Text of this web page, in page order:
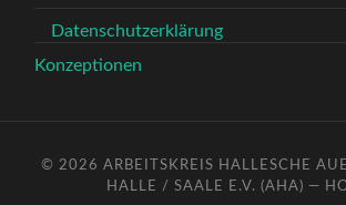
Datenschutzerklärung
Konzeptionen
© 2026ARBEITSKREIS HALLESCHE
HALLE / SAALE E.V. (AHA) —